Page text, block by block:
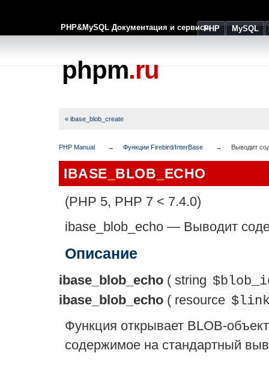
PHP&MySQL Документация и сервисыPHP MySQL
phpm.ru
« ibase_blob_create
PHP Manual Функции Firebird/InterBase Выводит
IBASE_BLOB_ECHO
(PHP 5, PHP 7 < 7.4.0)
ibase_blob_echo — Выводит
Описание
ibase_blob_echo ( string
ibase_blob_echo ( resource
Функция открывает BLOB-
содержимое на стандартный